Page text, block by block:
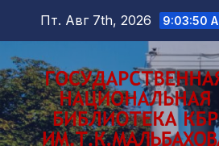
Перейти
содержимому
Пт. Авг 7th, 2026 9:03:51